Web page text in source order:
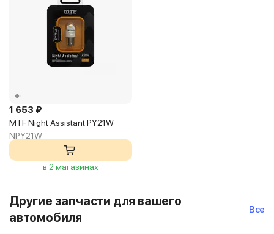
1 653 ₽
MTF Night Assistant PY21W
NPY21W
в 2 магазинах
Другие запчасти для вашего
автомобиля
Все